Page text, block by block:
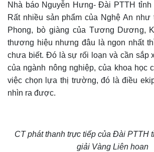
Nhà báo Nguyễn Hưng- Đài PTTH tỉnh
Rất nhiều sản phẩm của Nghệ An như
Phong, bò giàng của Tương Dương,
thương hiệu nhưng đâu là ngon nhất
chưa biết. Đó là sự rối loạn và cần sắp
của ngành nông nghiệp, của khoa học
việc chọn lựa thị trường, đó là điều
nhìn ra được.
CT phát thanh trực tiếp của Đài PTTH
giải Vàng Liên hoan